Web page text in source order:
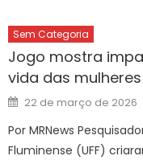
Sem Categoria
Jogo mostra
vida das mulheres
Posted
on
22 de março de 2026
Por MRNews
Fluminense (UFF)